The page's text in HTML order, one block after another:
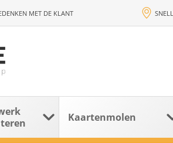
MET DE KLANT
Kaartenmolen